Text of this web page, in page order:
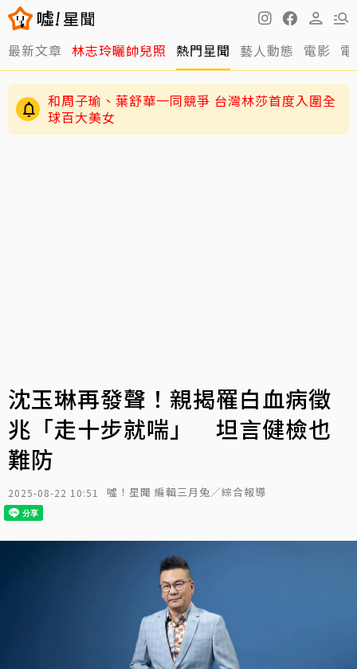
最新文章 林志玲曬帥兒照 熱門星聞 藝人動態 電影
和周子瑜、葉舒華一同競爭 台灣林莎首度入圍全
球百大美女
沈玉琳再發聲！親揭罹白血病徵
兆「走十步就喘」 坦言健檢也
難防
2025-08-22 10:51 噓！星聞 編輯三月兔／綜合報導